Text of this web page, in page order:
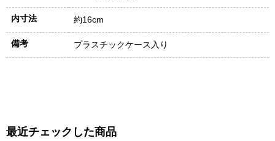
内寸法 約16cm
備考 プラスチックケース入り
最近チェックした商品